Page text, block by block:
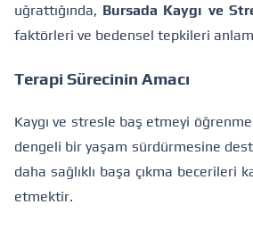
uğrattığında, Bursada Kaygı ve
faktörleri ve bedensel tepkileri
Terapi Sürecinin Amacı
Kaygı ve stresle baş etmeyi
dengeli bir yaşam sürdürmesine
daha sağlıklı başa çıkma
etmektir.